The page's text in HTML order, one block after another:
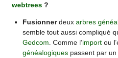
webtrees ?
Fusionnerdeux arbres
semble tout aussi compliqué
Gedcom . Comme l’importou
généalogiquespassent par un